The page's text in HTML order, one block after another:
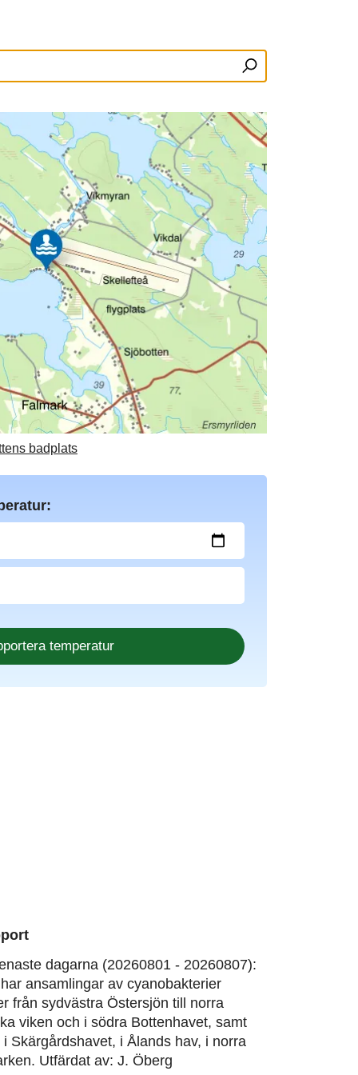
badplats
dagarna (20260801 - 20260807):
ansamlingar av cyanobakterier
från sydvästra Östersjön till norra
viken och i södra Bottenhavet, samt
Skärgårdshavet, i Ålands hav, i norra
Utfärdat av: J. Öberg